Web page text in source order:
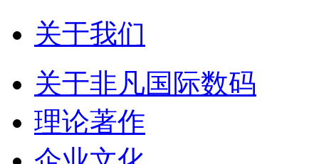
关于我们
关于非凡国际数码
理论著作